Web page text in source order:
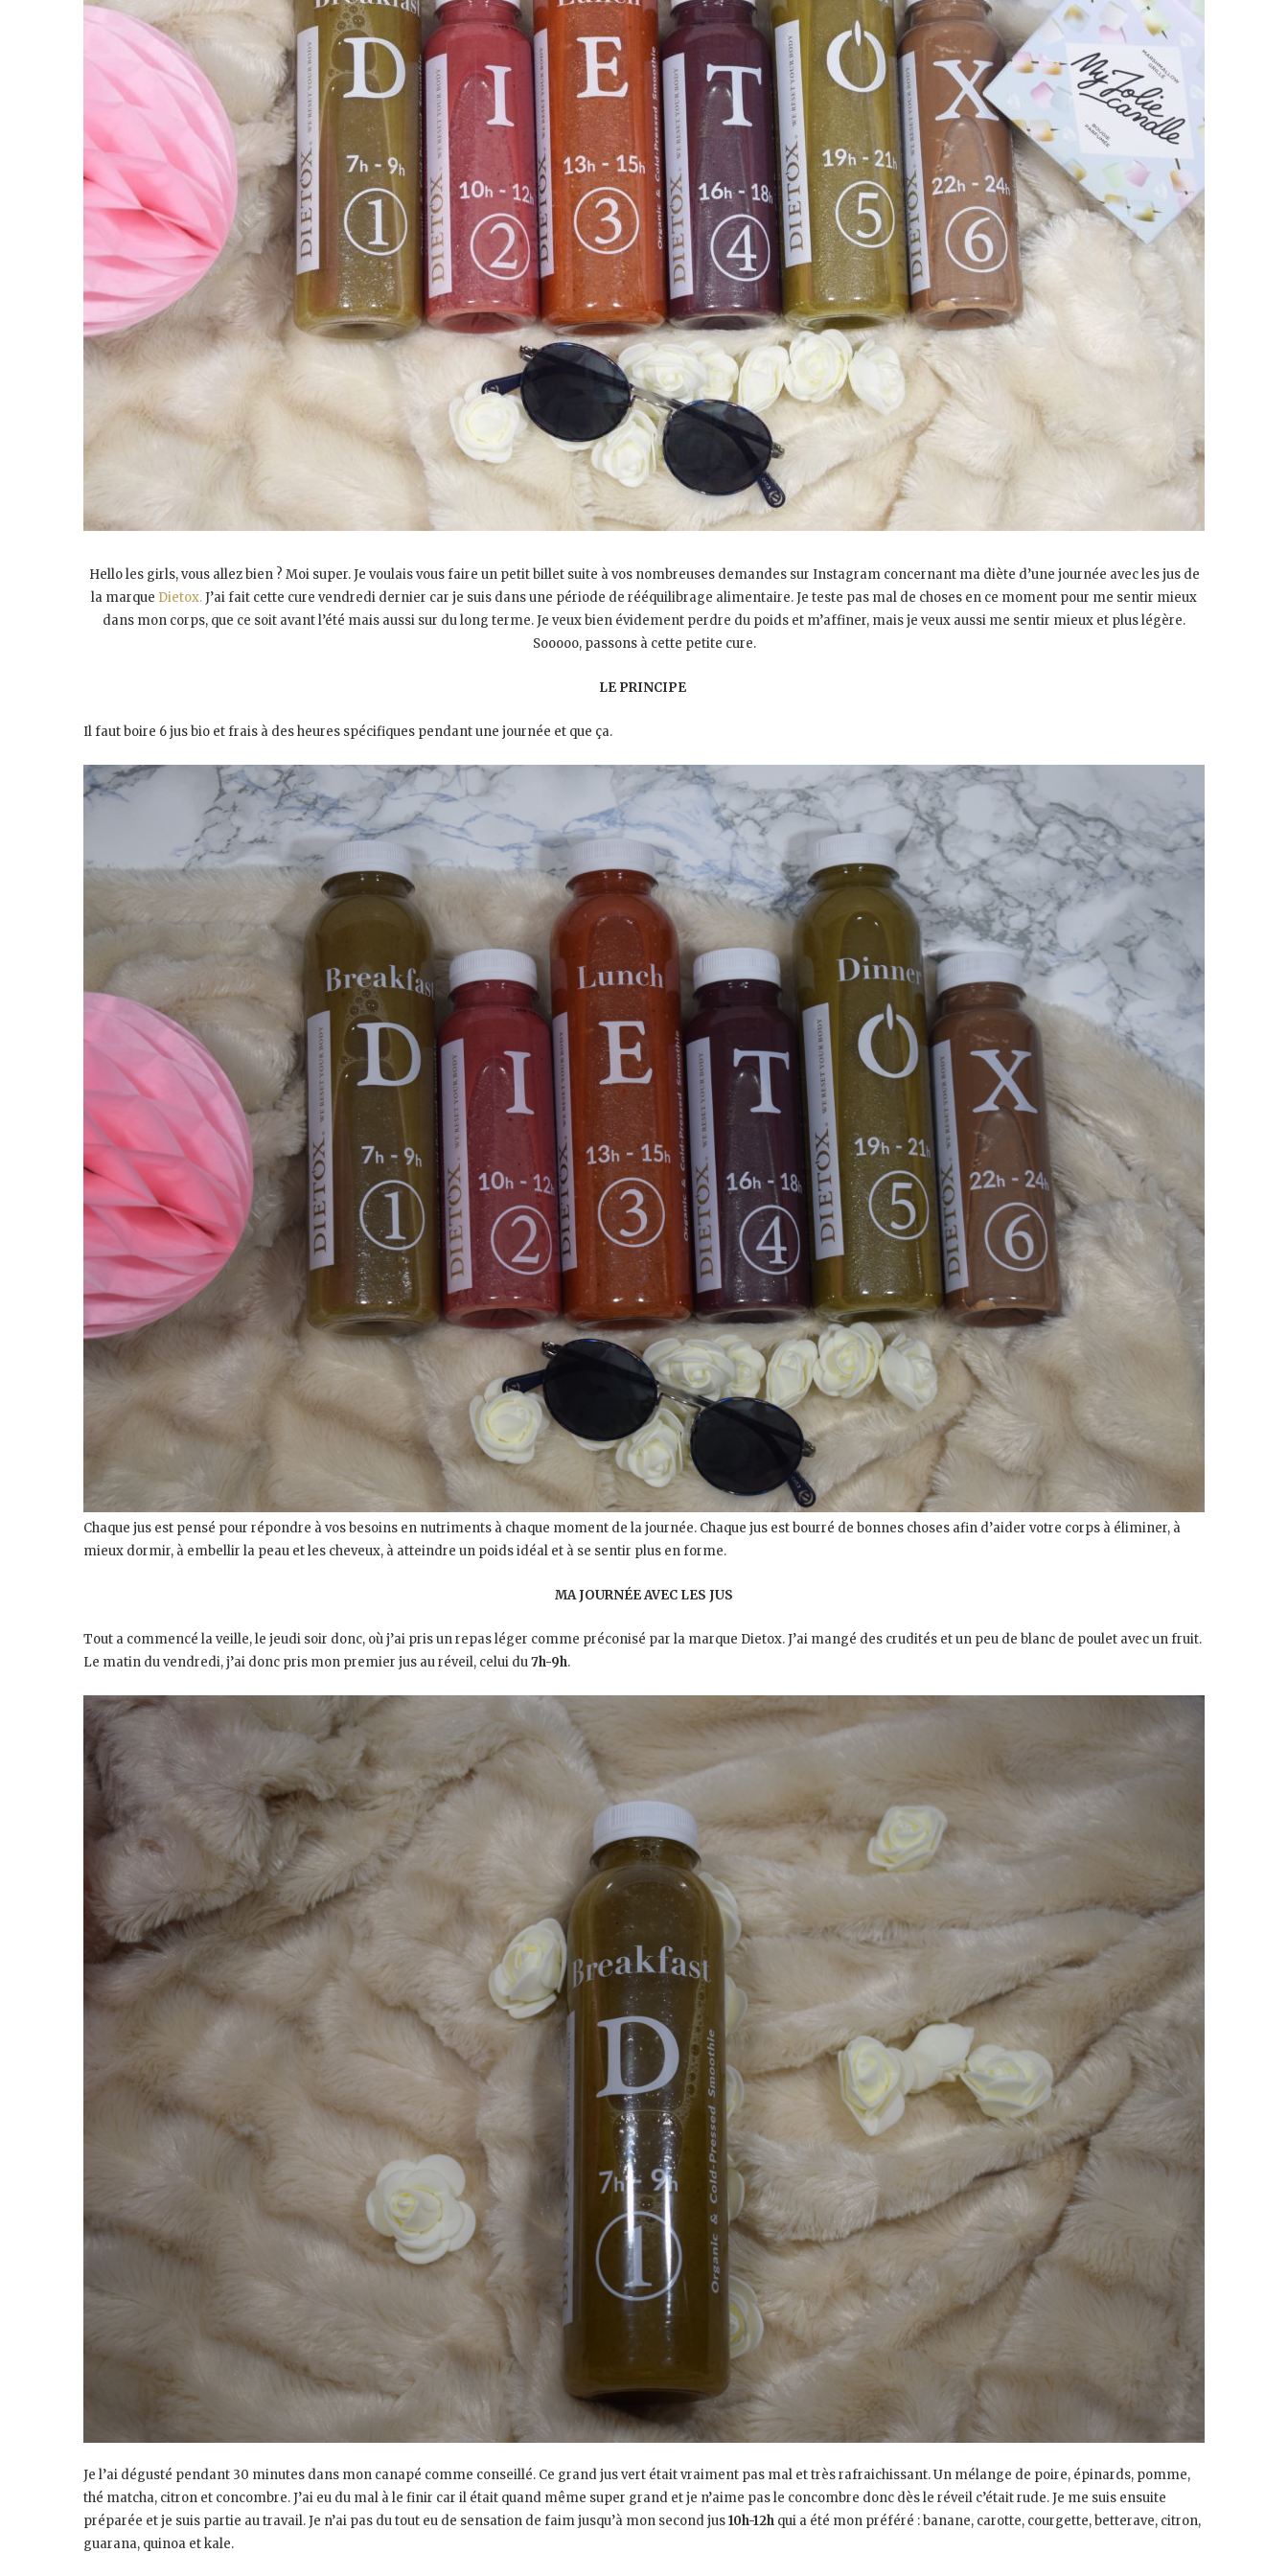
Hello les girls, vous allez bien ? Moi super. Je voulais vous faire un petit billet suite à vos nombreuses demandes sur Instagram concernant ma diète d’une journée avec les jus de
la marque Dietox.J’ai fait cette cure vendredi dernier car je suis dans une période de rééquilibrage alimentaire. Je teste pas mal de choses en ce moment pour me sentir mieux
dans mon corps, que ce soit avant l’été mais aussi sur du long terme. Je veux bien évidement perdre du poids et m’affiner, mais je veux aussi me sentir mieux et plus légère.
Sooooo, passons à cette petite cure.
LE PRINCIPE
Il faut boire 6 jus bio et frais à des heures spécifiques pendant une journée et que ça.
Chaque jus est pensé pour répondre à vos besoins en nutriments à chaque moment de la journée. Chaque jus est bourré de bonnes choses afin d’aider votre corps à éliminer, à
mieux dormir, à embellir la peau et les cheveux, à atteindre un poids idéal et à se sentir plus en forme.
MA JOURNÉE AVEC LES JUS
Tout a commencé la veille, le jeudi soir donc, où j’ai pris un repas léger comme préconisé par la marque Dietox. J’ai mangé des crudités et un peu de blanc de poulet avec un fruit.
Le matin du vendredi, j’ai donc pris mon premier jus au réveil, celui du7h-9h.
Je l’ai dégusté pendant 30 minutes dans mon canapé comme conseillé. Ce grand jus vert était vraiment pas mal et très rafraichissant. Un mélange de poire, épinards, pomme,
thé matcha, citron et concombre. J’ai eu du mal à le finir car il était quand même super grand et je n’aime pas le concombre donc dès le réveil c’était rude. Je me suis ensuite
préparée et je suis partie au travail. Je n’ai pas du tout eu de sensation de faim jusqu’à mon second jus10h-12h qui a été mon préféré : banane, carotte, courgette, betterave, citron,
guarana, quinoa et kale.